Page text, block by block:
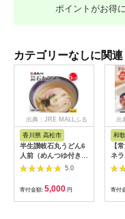
ポイントがお得
カテゴリーなしに関
出典：JRE MALLふる
さと納税
香川県 高松市
半生讃岐石丸うどん6
人前（めんつゆ付き）
麺300g×2袋
5.0
寄付金額: 5,000 円
出
和
【
ネ
け
し
寄付